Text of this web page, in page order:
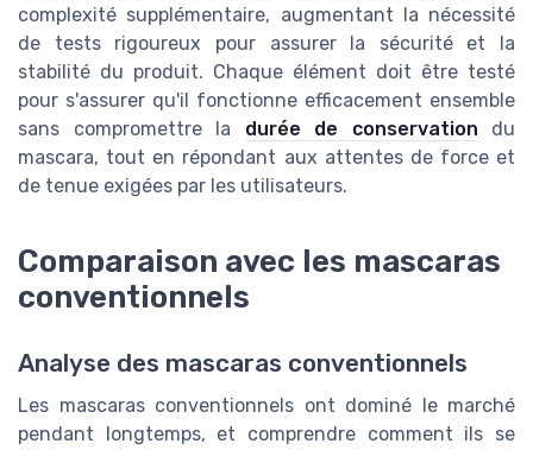
complexité supplémentaire, augmentant la nécessité
de tests rigoureux pour assurer la sécurité et la
stabilité du produit. Chaque élément doit être testé
pour s'assurer qu'il fonctionne efficacement ensemble
sans compromettre la durée de conservation du
mascara, tout en répondant aux attentes de force et
de tenue exigées par les utilisateurs.
Comparaison avec les mascaras
conventionnels
Analyse des mascaras conventionnels
Les mascaras conventionnels ont dominé le marché
pendant longtemps, et comprendre comment ils se